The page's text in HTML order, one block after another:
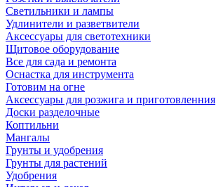
Светильники и лампы
Удлинители и разветвители
Аксессуары для светотехники
Щитовое оборудование
Все для сада и ремонта
Оснастка для инструмента
Готовим на огне
Аксессуары для розжига и приготовленния
Доски разделочные
Коптильни
Мангалы
Грунты и удобрения
Грунты для растений
Удобрения